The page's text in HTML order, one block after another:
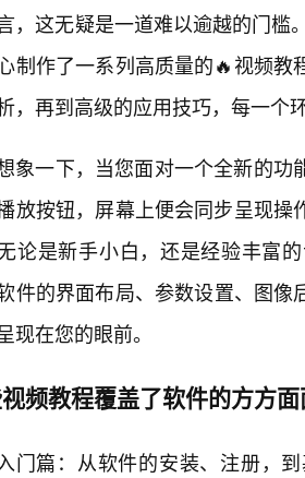
，这无疑是一道难以逾越的门
制作了一系列高质量的🔥视频
，再到高级的应用技巧，每一个
象一下，当您面对一个全新的功
放按钮，屏幕上便会同步呈现
论是新手小白，还是经验丰富
件的界面布局、参数设置、图
现在您的眼前。
频教程覆盖了软件的方方
门篇：从软件的安装、注册，